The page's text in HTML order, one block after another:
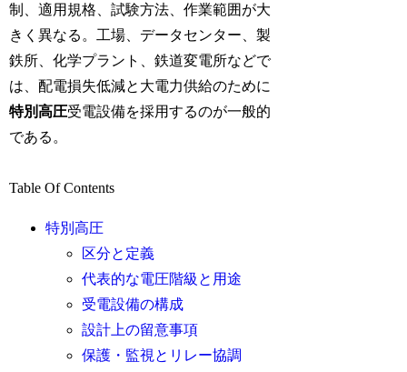
制、適用規格、試験方法、作業範囲が大
きく異なる。工場、データセンター、製
鉄所、化学プラント、鉄道変電所などで
は、配電損失低減と大電力供給のために
特別高圧受電設備を採用するのが一般的
である。
Table Of Contents
特別高圧
区分と定義
代表的な電圧階級と用途
受電設備の構成
設計上の留意事項
保護・監視とリレー協調